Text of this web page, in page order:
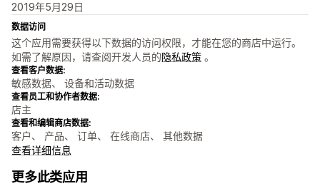
2019年5月29日
数据访问
这个应用需要获得以下数据的访问权限，才能在您的商店中运行。
如需了解原因，请查阅开发人员的隐私政策 。
查看客户数据:
敏感数据、 设备和活动数据
查看员工和协作者数据:
店主
查看和编辑商店数据:
客户、 产品、 订单、 在线商店、 其他数据
查看详细信息
更多此类应用